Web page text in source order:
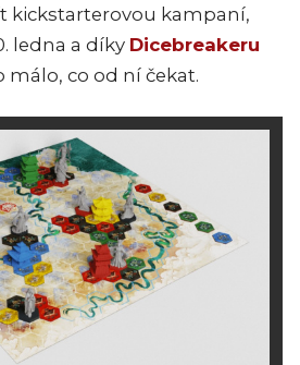
kickstarterovou kampaní,
ledna a díky Dicebreakeru
málo, co od ní čekat.